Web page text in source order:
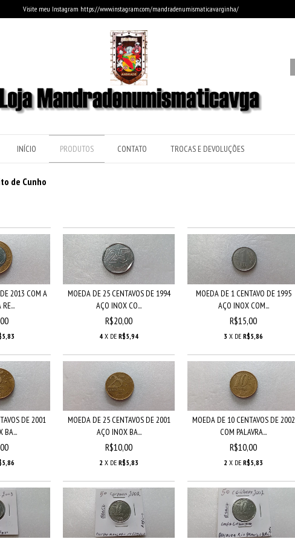
Visite meu Instagram https://www.instagram.com/mandradenumismaticavarginha/
INÍCIO PRODUTOS CONTATO TROCAS E DEVOLUÇÕES
de Cunho
2013 COM A
RE...
MOEDA DE 25 CENTAVOS DE 1994
AÇO INOX CO...
R$20,00
4 X DER$5,94
MOEDA DE 1 CENTAVO DE 1995
AÇO INOX COM...
R$15,00
3 X DER$5,86
DE 2001
BA...
MOEDA DE 25 CENTAVOS DE 2001
AÇO INOX BA...
R$10,00
2 X DER$5,83
MOEDA DE 10 CENTAVOS DE 2002
COM PALAVRA...
R$10,00
2 X DER$5,83